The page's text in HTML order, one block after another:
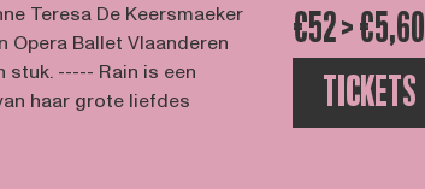
Teresa De Keersmaeker
Opera Ballet Vlaanderen
----- Rain is een
haar grote liefdes
€52 > €5,60
TICKETS